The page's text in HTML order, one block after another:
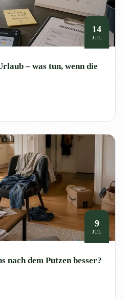
14
JUL
– was tun, wenn die
9
JUL
nach dem Putzen besser?